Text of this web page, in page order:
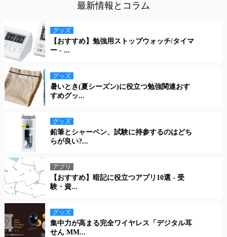
最新情報とコラム
グッズ
【おすすめ】勉強用ストップウォッチ/タイマ
ー - ...
グッズ
暑いとき(夏シーズン)に役立つ勉強関連おす
すめグッ...
グッズ
鉛筆とシャーペン、試験に持参するのはどち
らが良い?...
アプリ
【おすすめ】暗記に役立つアプリ10選 - 受
験・資...
グッズ
集中力が高まる完全ワイヤレス「デジタル耳
せん MM...